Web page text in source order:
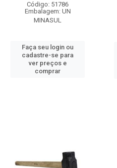
Código: 51786
Embalagem: UN
MINASUL
Faça seu login ou
cadastre-se para
ver preços e
comprar